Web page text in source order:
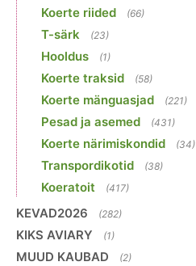
Koerte riided (66)
T-särk (23)
Hooldus (1)
Koerte traksid (58)
Koerte mänguasjad (221)
Pesad ja asemed (431)
Koerte närimiskondid (34)
Transpordikotid (38)
Koeratoit (417)
KEVAD2026 (282)
KIKS AVIARY (1)
MUUD KAUBAD (2)